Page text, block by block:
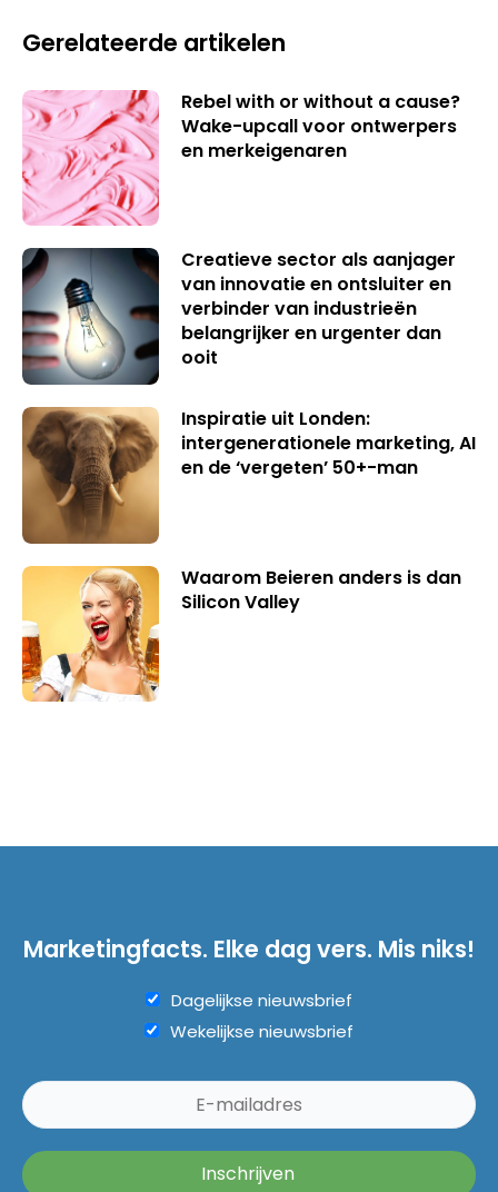
Gerelateerde artikelen
Rebel with or without a cause?
Wake-upcall voor ontwerpers
en merkeigenaren
Creatieve sector als aanjager
van innovatie en ontsluiter en
verbinder van industrieën
belangrijker en urgenter dan
ooit
Inspiratie uit Londen:
intergenerationele marketing, AI
en de ‘vergeten’ 50+-man
Waarom Beieren anders is dan
Silicon Valley
Marketingfacts. Elke dag vers. Mis niks!
Dagelijkse nieuwsbrief
Wekelijkse nieuwsbrief